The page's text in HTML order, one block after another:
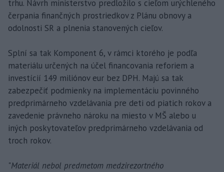
trhu. Návrh ministerstvo predložilo s cieľom urýchleného
čerpania finančných prostriedkov z Plánu obnovy a
odolnosti SR a plnenia stanovených cieľov.
Splní sa tak Komponent 6, v rámci ktorého je podľa
materiálu určených na účel financovania reforiem a
investícií 149 miliónov eur bez DPH. Majú sa tak
zabezpečiť podmienky na implementáciu povinného
predprimárneho vzdelávania pre deti od piatich rokov a
zavedenie právneho nároku na miesto v MŠ alebo u
iných poskytovateľov predprimárneho vzdelávania od
troch rokov.
"Materiál nebol predmetom medzirezortného